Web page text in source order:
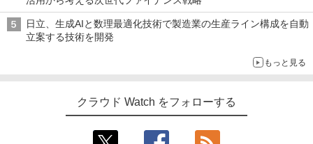
日立、生成AIと数理最適化技術で製造業の生産ライン構成を自動
立案する技術を開発
もっと見る
クラウド Watch をフォローする